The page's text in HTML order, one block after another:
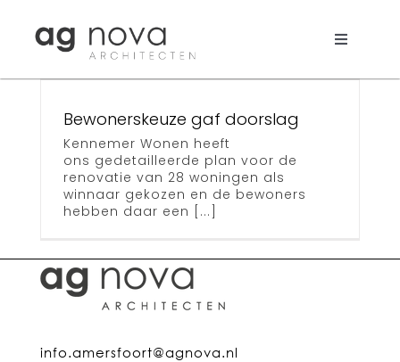
content
Toggle
Nieuws
Aanpak
Search
Bewonerskeuze gaf doorslag
Kennemer Wonen heeft
ons gedetailleerde plan voor de
renovatie van 28 woningen als
winnaar gekozen en de bewoners
hebben daar een [...]
info.amersfoort@agnova.nl